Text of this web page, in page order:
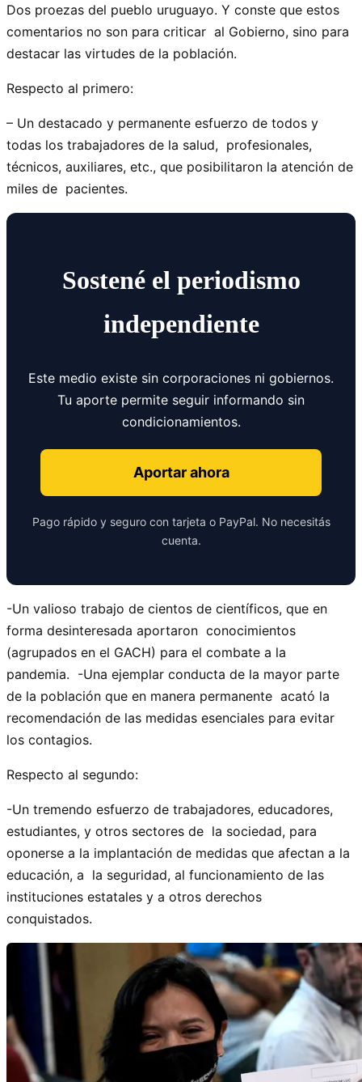
Dos proezas del pueblo uruguayo. Y conste que estos
comentarios no son para criticar al Gobierno, sino para
destacar las virtudes de la población.
Respecto al primero:
– Un destacado y permanente esfuerzo de todos y
todas los trabajadores de la salud, profesionales,
técnicos, auxiliares, etc., que posibilitaron la atención de
miles de pacientes.
Sostené el periodismo
independiente
Este medio existe sin corporaciones ni gobiernos.
Tu aporte permite seguir informando sin
condicionamientos.
Aportar ahora
Pago rápido y seguro con tarjeta o PayPal. No necesitás
cuenta.
-Un valioso trabajo de cientos de científicos, que en
forma desinteresada aportaron conocimientos
(agrupados en el GACH) para el combate a la
pandemia. -Una ejemplar conducta de la mayor parte
de la población que en manera permanente acató la
recomendación de las medidas esenciales para evitar
los contagios.
Respecto al segundo:
-Un tremendo esfuerzo de trabajadores, educadores,
estudiantes, y otros sectores de la sociedad, para
oponerse a la implantación de medidas que afectan a la
educación, a la seguridad, al funcionamiento de las
instituciones estatales y a otros derechos
conquistados.